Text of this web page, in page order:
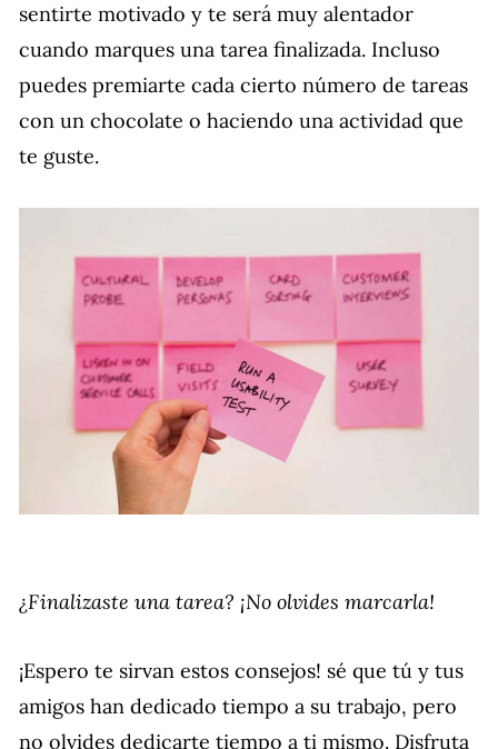
sentirte motivado y te será muy alentador
cuando marques una tarea finalizada. Incluso
puedes premiarte cada cierto número de tareas
con un chocolate o haciendo una actividad que
te guste.
¿Finalizaste una tarea? ¡No olvides marcarla!
¡Espero te sirvan estos consejos! sé que tú y tus
amigos han dedicado tiempo a su trabajo, pero
no olvides dedicarte tiempo a ti mismo. Disfruta